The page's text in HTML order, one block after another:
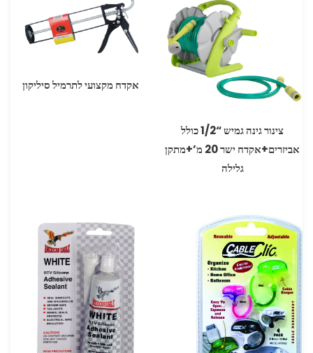
צינור גינה גמיש “1/2 כולל
אביזרים+אקדח ישר 20 מ’+מתקן
גלילה
אקדח מקצועי לתרמיל סיליקון